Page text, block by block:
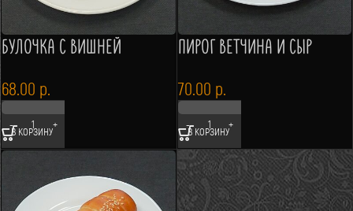
БУЛОЧКА С ВИШНЕЙ
68.00 р.
В КОРЗИНУ
ПИРОГ ВЕТЧИНА И СЫР
70.00 р.
В КОРЗИНУ